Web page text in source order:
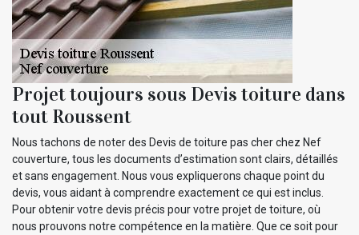
Projet toujours sous Devis toiture dans
tout Roussent
Nous tachons de noter des Devis de toiture pas cher chez Nef
couverture, tous les documents d’estimation sont clairs, détaillés
et sans engagement. Nous vous expliquerons chaque point du
devis, vous aidant à comprendre exactement ce qui est inclus.
Pour obtenir votre devis précis pour votre projet de toiture, où
nous prouvons notre compétence en la matière. Que ce soit pour